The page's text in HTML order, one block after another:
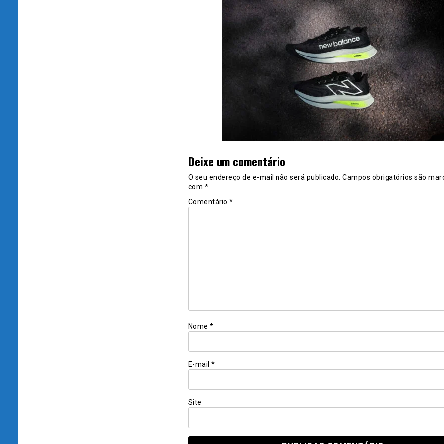
Deixe um comentário
O seu endereço de e-mail não será publicado. Campos obrigatórios são
com *
Comentário *
Nome *
E-mail *
Site